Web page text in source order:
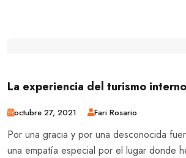
La experiencia del turismo
octubre 27, 2021 Fari Rosario
Por una gracia y por una desconocida
una empatía especial por el lugar donde